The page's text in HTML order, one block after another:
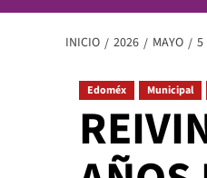
INICIO 2026 MAYO 5
Edoméx Municipal